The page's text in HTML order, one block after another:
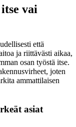
vai
että
ja riittävästi aikaa,
osan työstä itse.
joten
ammattilaisen
asiat